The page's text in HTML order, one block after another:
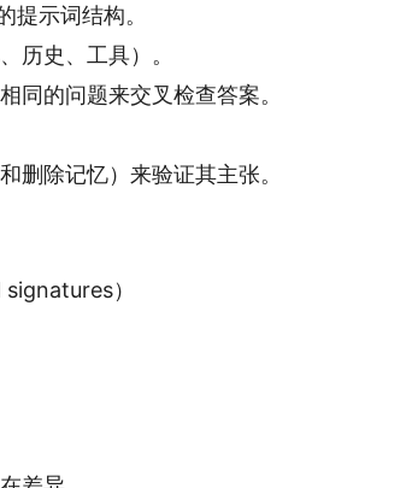
提示词结构。
历史、工具）。
同的问题来交叉检查答案。
删除记忆）来验证其主张。
）